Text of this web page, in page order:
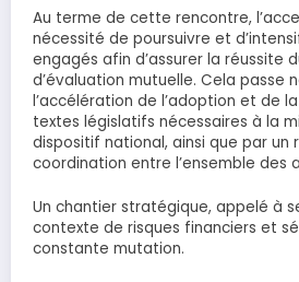
Au terme de cette rencontre,
nécessité de poursuivre et
engagés afin d’assurer la réussite
d’évaluation mutuelle. Cela passe
l’accélération de l’adoption et de
textes législatifs nécessaires à la
dispositif national, ainsi que par un
coordination entre l’ensemble des
Un chantier stratégique, appelé à
contexte de risques financiers et
constante mutation.